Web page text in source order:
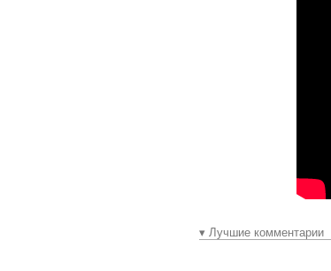
▾ Лучшие комментарии